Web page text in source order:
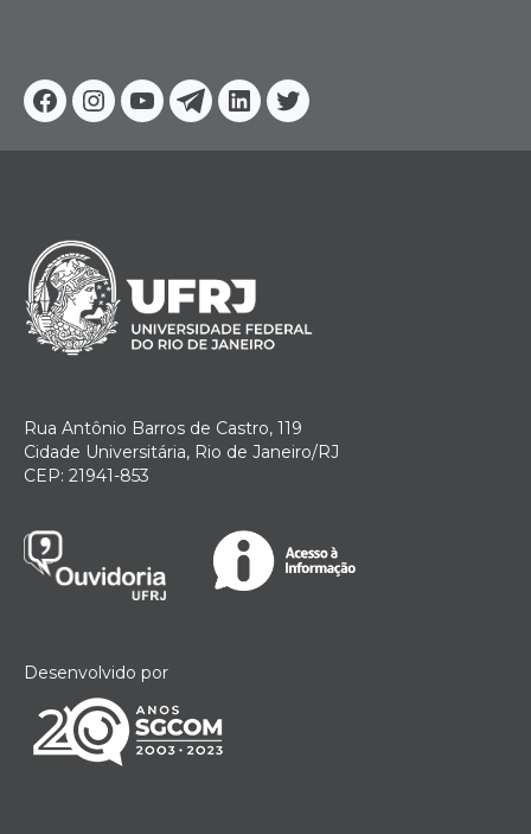
Facebook
Instagram
YoutubeTelegram
Linkedin
Twitter
Rua Antônio Barros de Castro, 119
Cidade Universitária, Rio de Janeiro/RJ
CEP: 21941-853
Desenvolvido por